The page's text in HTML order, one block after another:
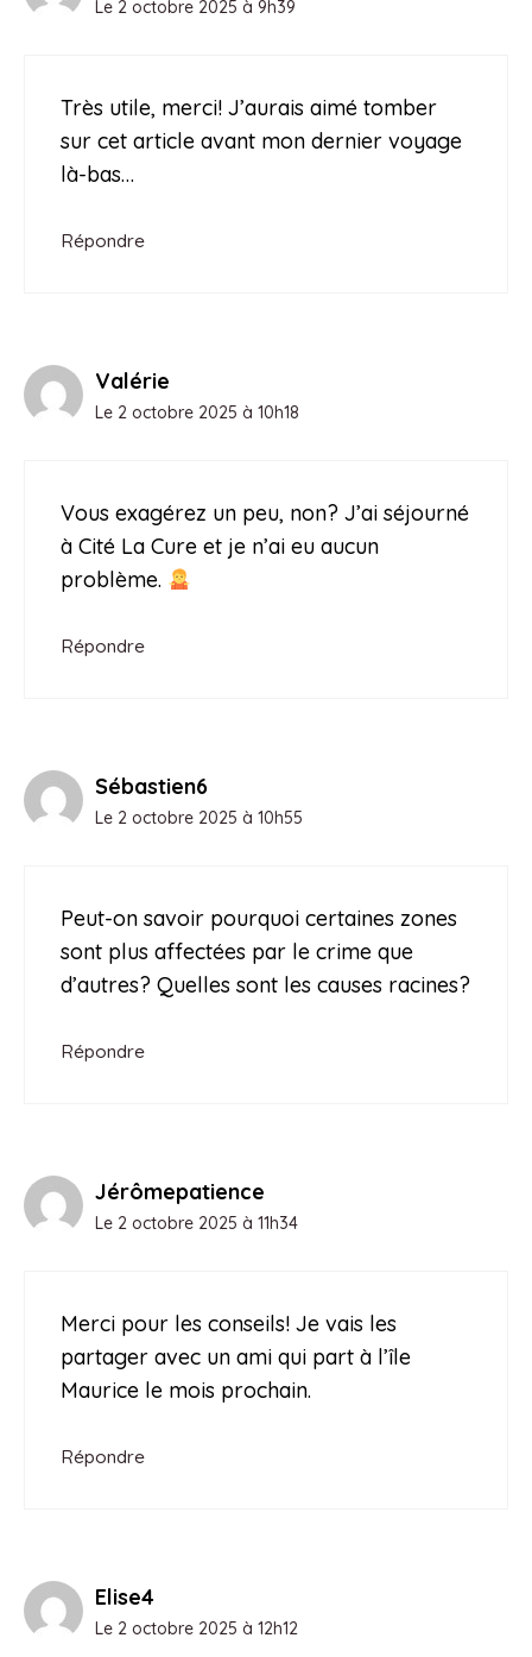
Le 2 octobre 2025 à 9h39
Très utile, merci! J’aurais aimé tomber
sur cet article avant mon dernier voyage
là-bas…
Répondre
Valérie
Le 2 octobre 2025 à 10h18
Vous exagérez un peu, non? J’ai séjourné
à Cité La Cure et je n’ai eu aucun
problème.
Répondre
Sébastien6
Le 2 octobre 2025 à 10h55
Peut-on savoir pourquoi certaines zones
sont plus affectées par le crime que
d’autres? Quelles sont les causes racines?
Répondre
Jérômepatience
Le 2 octobre 2025 à 11h34
Merci pour les conseils! Je vais les
partager avec un ami qui part à l’île
Maurice le mois prochain.
Répondre
Elise4
Le 2 octobre 2025 à 12h12